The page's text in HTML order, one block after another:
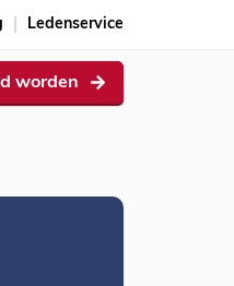
Ledenservice
worden